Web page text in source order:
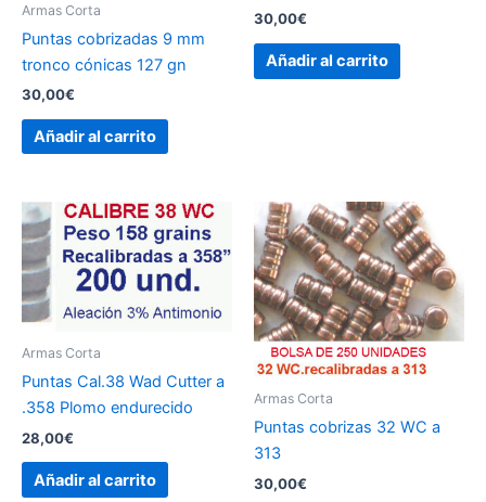
Armas Corta
Puntas cobrizadas 9 mm
tronco cónicas 127 gn
30,00€
Añadir al carrito
30,00€
Añadir al carrito
Armas Corta
Puntas Cal.38 Wad Cutter a
.358 Plomo endurecido
28,00€
Añadir al carrito
Armas Corta
Puntas cobrizas 32 WC a
313
30,00€